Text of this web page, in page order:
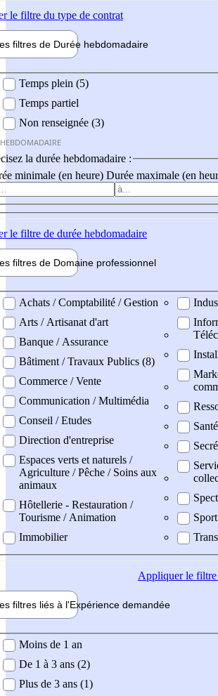
le filtre du type de contrat
filtres de Durée hebdomadaire
Temps plein (5)
Temps partiel
Non renseignée (3)
la durée hebdomadaire :
minimale (en heure) Durée maximale (en
le filtre de durée hebdomadaire
filtres de Domaine professionnel
professionel
Achats / Comptabilité / Gestion
Arts / Artisanat d'art
Banque / Assurance
Bâtiment / Travaux Publics (8)
Commerce / Vente
Communication / Multimédia
Conseil / Etudes
Direction d'entreprise
Espaces verts et naturels /
Agriculture / Pêche / Soins aux
animaux
Hôtellerie - Restauration /
Tourisme / Animation
Immobilier
Santé
Sport
Appliquerle filtre
filtres liés à l'Expérience demandée
demandée
Moins de 1 an
De 1 à 3 ans (2)
Plus de 3 ans (1)